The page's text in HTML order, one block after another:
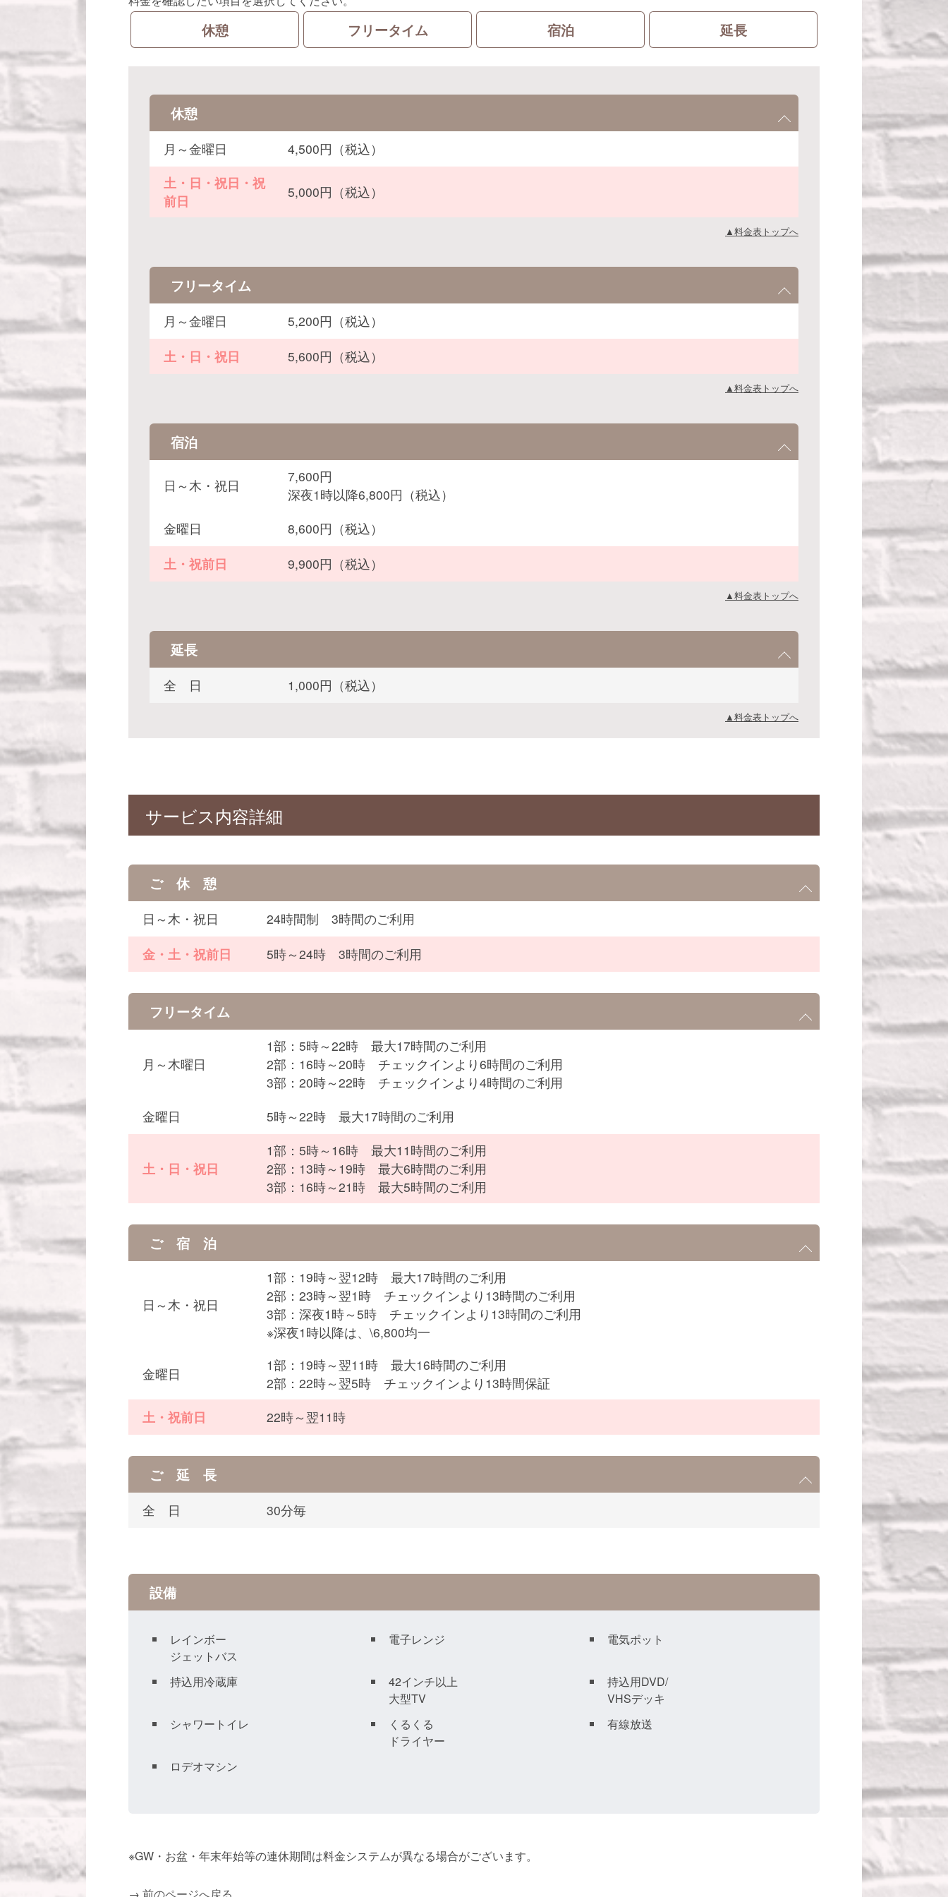
休憩 フリータイム 宿泊 延長
休憩
月～金曜日
4,500円（税込）
土・日・祝日・祝
前日
5,000円（税込）
▲料金表トップへ
フリータイム
月～金曜日
5,200円（税込）
土・日・祝日
5,600円（税込）
▲料金表トップへ
宿泊
日～木・祝日
7,600円
深夜1時以降6,800円（税込）
金曜日
8,600円（税込）
土・祝前日
9,900円（税込）
▲料金表トップへ
延長
全 日 1,000円（税込）
▲料金表トップへ
サービス内容詳細
ご 休 憩
日～木・祝日
24時間制 3時間のご利用
金・土・祝前日
5時～24時 3時間のご利用
フリータイム
月～木曜日
1部：5時～22時 最大17時間のご利用
2部：16時～20時 チェックインより6時間のご利用
3部：20時～22時 チェックインより4時間のご利用
金曜日
5時～22時 最大17時間のご利用
土・日・祝日
1部：5時～16時 最大11時間のご利用
2部：13時～19時 最大6時間のご利用
3部：16時～21時 最大5時間のご利用
ご 宿 泊
日～木・祝日
1部：19時～翌12時 最大17時間のご利用
2部：23時～翌1時 チェックインより13時間のご利用
3部：深夜1時～5時 チェックインより13時間のご利用
※深夜1時以降は、\6,800均一
金曜日
1部：19時～翌11時 最大16時間のご利用
2部：22時～翌5時 チェックインより13時間保証
土・祝前日
22時～翌11時
ご 延 長
全 日 30分毎
設備
レインボー
ジェットバス
電子レンジ 電気ポット
持込用冷蔵庫
42インチ以上
大型TV
持込用DVD/
VHSデッキ
シャワートイレ
くるくる
ドライヤー
有線放送
ロデオマシン
※GW・お盆・年末年始等の連休期間は料金システムが異なる場合がございます。